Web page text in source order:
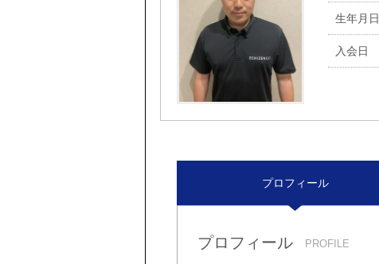
生年月日
入会日
プロフィール
プロフィール PROFILE